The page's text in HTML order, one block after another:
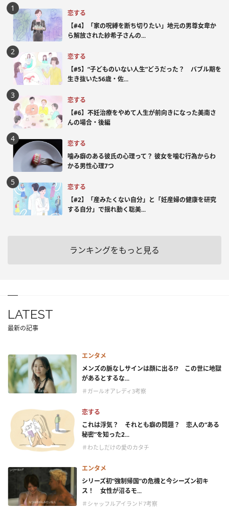
恋する
【#4】「家の呪縛を断ち切りたい」地元の男尊女卑か
ら解放された紗希子さんの...
恋する
【#5】“子どものいない人生”どうだった？ バブル期を
生き抜いた56歳・佐...
恋する
【#6】不妊治療をやめて人生が前向きになった美南さ
んの場合・後編
恋する
噛み癖のある彼氏の心理って？ 彼女を噛む行為からわ
かる男性心理7つ
恋する
【#2】「産みたくない自分」と「妊産婦の健康を研究
する自分」で揺れ動く聡美...
ランキングをもっと見る
LATEST
最新の記事
エンタメ
メンズの脈なしサインは顔に出る!? この世に地獄
があるとするな...
＃ガールオアレディ3考察
恋する
これは浮気？ それとも癖の問題？ 恋人の“ある
秘密”を知った2...
＃わたしだけの愛のカタチ
エンタメ
シリーズ初“強制帰国”の危機と今シーズン初キ
ス！ 女性が沼るモ...
＃シャッフルアイランド7考察